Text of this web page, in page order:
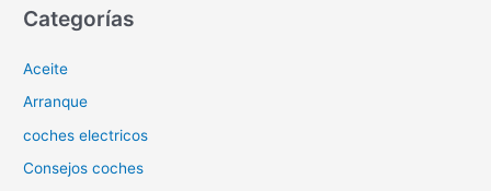
c
r
p
o
Categorías
Aceite
Arranque
coches electricos
Consejos coches